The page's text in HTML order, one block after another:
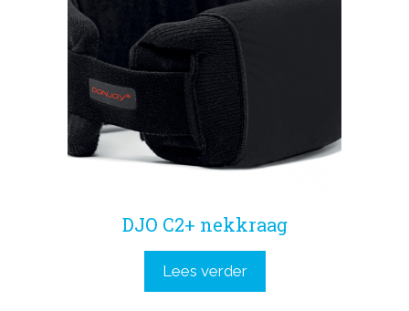
DJO C2+ nekkraag
Lees verder